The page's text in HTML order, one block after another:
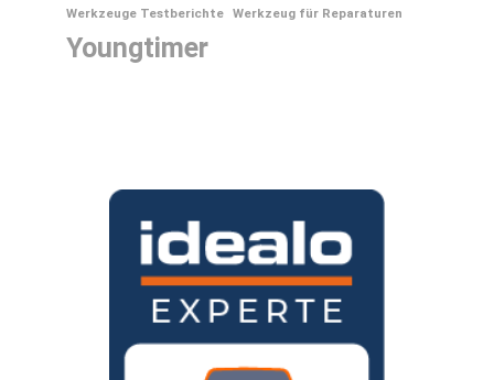
Werkzeuge Testberichte Werkzeug für Reparaturen
Youngtimer